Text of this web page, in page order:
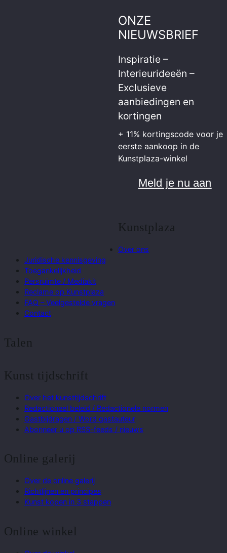
ONZE
NIEUWSBRIEF
Inspiratie –
Interieurideeën –
Exclusieve
aanbiedingen en
kortingen
+ 11% kortingscode voor je
eerste aankoop in de
Kunstplaza-winkel
Meld je nu aan
Kunstplaza
Over ons
Juridische kennisgeving
Toegankelijkheid
Persruimte / Mediakit
Reclame op Kunstplaza
FAQ – Veelgestelde vragen
Contact
Talen
Kunst tijdschrift
Over het kunsttijdschrift
Redactioneel beleid / Redactionele normen
Gastbijdragen / Word gastauteur
Abonneer u op RSS-feeds / nieuws
Online galerij
Over de online galerij
Richtlijnen en principes
Kunst kopen in 3 stappen
Online winkel